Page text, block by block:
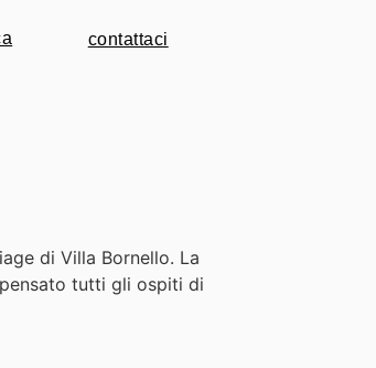
contattaci
di Villa Bornello. La
tutti gli ospiti di